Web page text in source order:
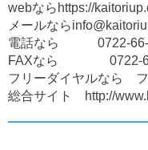
webならhttps://
メールなら
電話なら 0722-66-
FAXなら 0722-
フリーダイヤルなら
総合サイト http://